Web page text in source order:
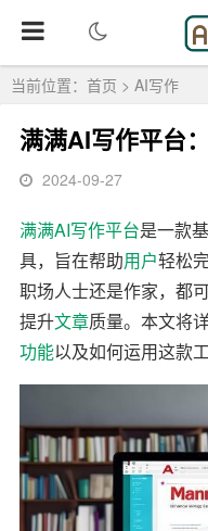
当前位置： 首页 > AI写作
满满AI写作平台
2024-09-27
满满AI写作平台是一款
具，旨在帮助用户轻松
职场人士还是作家，都
提升文章质量。本文将
功能以及如何运用这款